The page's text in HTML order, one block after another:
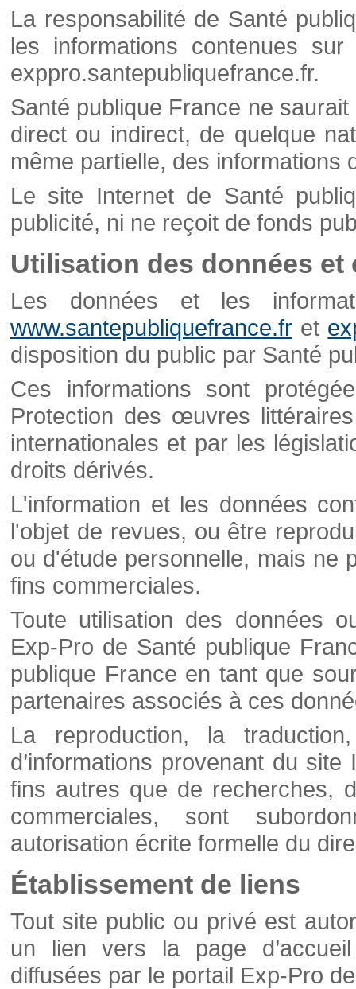
La responsabilité de Santé
les informations contenues
exppro.santepubliquefrance.fr.
Santé publique France ne
direct ou indirect, de quelque
même partielle, des informations
Le site Internet de Santé
publicité, ni ne reçoit de fonds
Utilisation des données et
Les données et les
www.santepubliquefrance.fr et
disposition du public par Santé
Ces informations sont
Protection des œuvres
internationales et par les
droits dérivés.
L'information et les données
l'objet de revues, ou être
ou d'étude personnelle, mais ne
fins commerciales.
Toute utilisation des données
Exp-Pro de Santé publique
publique France en tant que
partenaires associés à ces
La reproduction, la
d’informations provenant du
fins autres que de recherches,
commerciales, sont
autorisation écrite formelle du
Établissement de liens
Tout site public ou privé est
un lien vers la page
diffusées par le portail Exp-Pro